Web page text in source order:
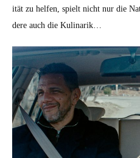
ität zu helfen, spielt nicht nur die
dere auch die Kuli­narik…